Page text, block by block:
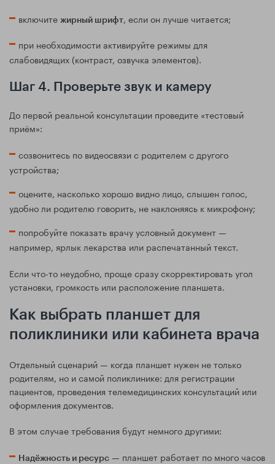
включите жирный шрифт, если он лучше читается;
при необходимости активируйте режимы для
слабовидящих (контраст, озвучка элементов).
Шаг 4. Проверьте звук и камеру
До первой реальной консультации проведите «тестовый
приём»:
созвонитесь по видеосвязи с родителем с другого
устройства;
оцените, насколько хорошо видно лицо, слышен голос,
удобно ли родителю говорить, не наклоняясь к микрофону;
попробуйте показать врачу условный документ —
например, ярлык лекарства или распечатанный текст.
Если что-то неудобно, проще сразу скорректировать угол
установки, громкость или расположение планшета.
Как выбрать планшет для
поликлиники или кабинета врача
Отдельный сценарий — когда планшет нужен не только
родителям, но и самой поликлинике: для регистрации
пациентов, проведения телемедицинских консультаций или
оформления документов.
В этом случае требования будут немного другими:
Надёжность и ресурс — планшет работает по много часов